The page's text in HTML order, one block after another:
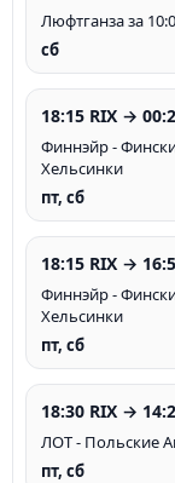
Люфтганза за
сб
18:15 RIX →
Финнэйр -
Хельсинки
пт, сб
18:15 RIX →
Финнэйр -
Хельсинки
пт, сб
18:30 RIX →
ЛОТ - Польские
пт, сб